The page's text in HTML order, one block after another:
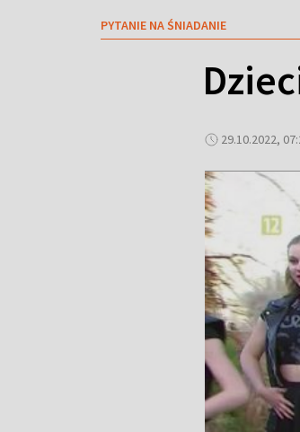
PYTANIE NA ŚNIADANIE
29.10.2022,